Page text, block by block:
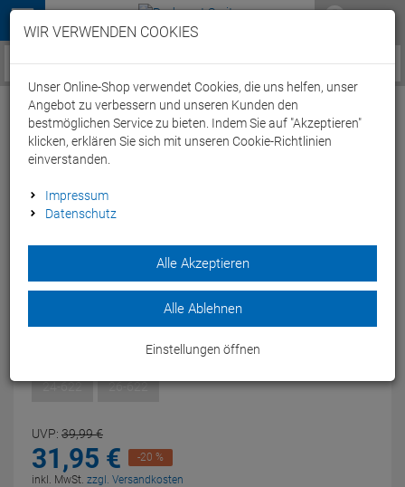
Menü
Service / Hilfe
Wolfpack Road Race Faltreifen schwarz -
26-622
Der Wolfpack Road Race Faltreifen ist klein i Gepäckt und
beim Einsatz zeit er den besten Grip.
24-622
26-622
UVP: 39,99€
31,95 €
-20 %
inkl. MwSt. zzgl. Versandkosten
WIR VERWENDEN COOKIES
Unser Online-Shop verwendet Cookies, die uns helfen, unser
Angebot zu verbessern und unseren Kunden den
bestmöglichen Service zu bieten. Indem Sie auf "Akzeptieren"
klicken, erklären Sie sich mit unseren Cookie-Richtlinien
einverstanden.
Impressum
Datenschutz
Alle Akzeptieren
Alle Ablehnen
Einstellungen öffnen